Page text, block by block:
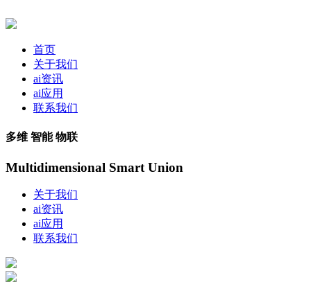
首页
关于我们
ai资讯
ai应用
联系我们
多维 智能 物联
Multidimensional Smart Union
关于我们
ai资讯
ai应用
联系我们